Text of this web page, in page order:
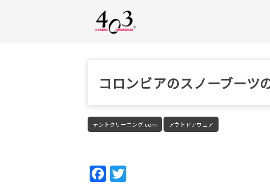
コロンビアのスノーブーツ
テントクリーニング.com アウトドアウェア
Fac